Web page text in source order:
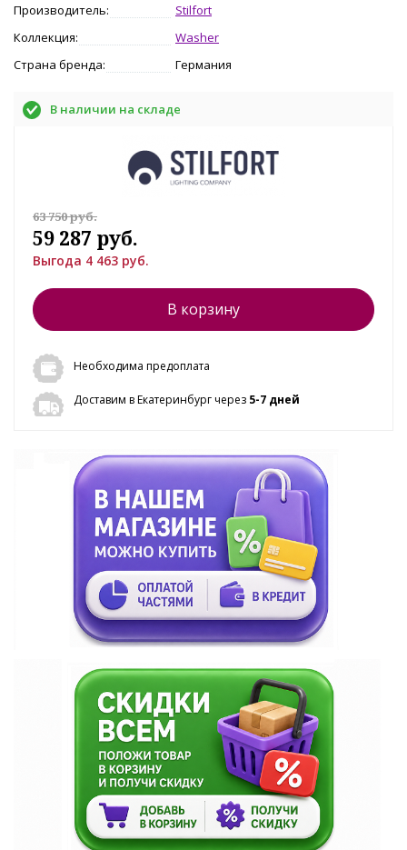
Производитель:
Stilfort
Коллекция:
Washer
Страна бренда:
Германия
В наличии на складе
63 750 руб.
59 287 руб.
Выгода 4 463 руб.
В корзину
Необходима предоплата
Доставим в Екатеринбург через 5-7 дней